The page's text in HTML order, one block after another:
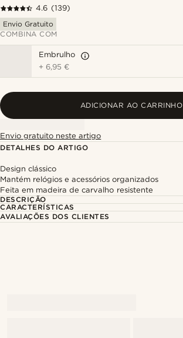
4.6 (139)
Envio Gratuito
COMBINA COM
Embrulho
+6,95 €
ADICIONAR AO CARRINHO
Envio gratuito neste artigo
DETALHES DO ARTIGO
Design clássico
Mantém relógios e acessórios organizados
Feita em madeira de carvalho resistente
DESCRIÇÃO
CARACTERÍSTICAS
AVALIAÇÕES DOS CLIENTES